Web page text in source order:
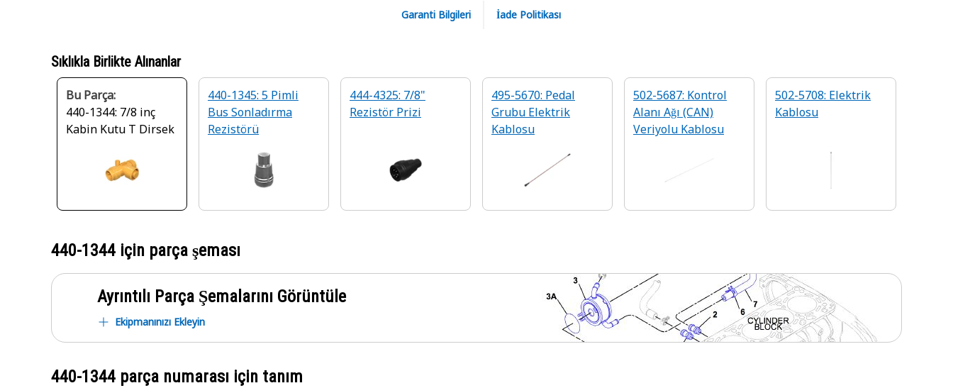
Garanti Bilgileri İade Politikası
Sıklıkla Birlikte Alınanlar
Bu Parça:
440-1344: 7/8 inç
Kabin Kutu T Dirsek
440-1345: 5 Pimli
Bus Sonladırma
Rezistörü
444-4325: 7/8"
Rezistör Prizi
495-5670: Pedal
Grubu Elektrik
Kablosu
502-5687: Kontrol
Alanı Ağı (CAN)
Veriyolu Kablosu
502-5708: Elektrik
Kablosu
440-1344 için parça şeması
Ayrıntılı Parça Şemalarını Görüntüle
Ekipmanınızı Ekleyin
440-1344 parça numarası için tanım